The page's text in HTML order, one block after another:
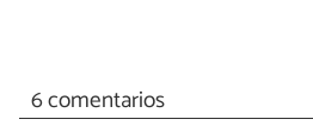
6 comentarios